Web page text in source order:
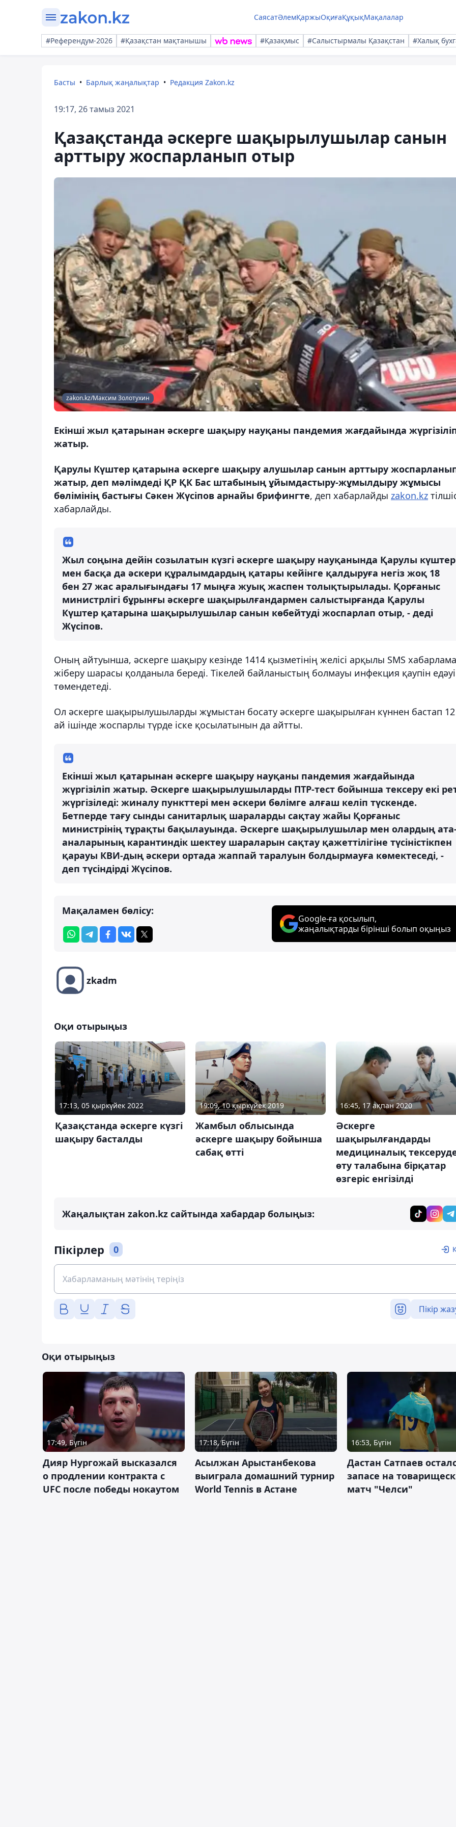
СаясатӘлемҚаржыОқиғаҚұқықМақалалар
#Референдум-2026 #Қазақстан мақтанышы #Қазақмыс #Салыстырмалы Қазақстан #Халық
Басты Барлық жаңалықтар Редакция Zakon.kz
19:17, 26 тамыз 2021
Қазақстанда әскерге шақырылушылар санын
арттыру жоспарланып отыр
zakon.kz/Максим Золотухин
Екінші жыл қатарынан әскерге шақыру науқаны пандемия жағдайында
жатыр.
Қарулы Күштер қатарына әскерге шақыру алушылар санын арттыру
жатыр, деп мәлімдеді ҚР ҚК Бас штабының ұйымдастыру-жұмылдыру жұмысы
бөлімінің бастығы Сәкен Жүсіпов арнайы брифингте, деп хабарлайды zakon.kz
хабарлайды.
Жыл соңына дейін созылатын күзгі әскерге шақыру науқанында Қарулы күштер
мен басқа да әскери құралымдардың қатары кейінге қалдыруға негіз жоқ 18
бен 27 жас аралығындағы 17 мыңға жуық жаспен толықтырылады. Қорғаныс
министрлігі бұрынғы әскерге шақырылғандармен салыстырғанда Қарулы
Күштер қатарына шақырылушылар санын көбейтуді жоспарлап отыр, - деді
Жүсіпов.
Оның айтуынша, әскерге шақыру кезінде 1414 қызметінің желісі арқылы SMS хабарлама
жіберу шарасы қолданыла береді. Тікелей байланыстың болмауы инфекция қаупін
төмендетеді.
Ол әскерге шақырылушыларды жұмыстан босату әскерге шақырылған күннен бастап 12
ай ішінде жоспарлы түрде іске қосылатынын да айтты.
Екінші жыл қатарынан әскерге шақыру науқаны пандемия жағдайында
жүргізіліп жатыр. Әскерге шақырылушыларды ПТР-тест бойынша тексеру екі
жүргізіледі: жиналу пункттері мен әскери бөлімге алғаш келіп түскенде.
Бетперде тағу сынды санитарлық шараларды сақтау жайы Қорғаныс
министрінің тұрақты бақылауында. Әскерге шақырылушылар мен олардың
аналарының карантиндік шектеу шараларын сақтау қажеттілігіне түсіністікпен
қарауы КВИ-дың әскери ортада жаппай таралуын болдырмауға көмектеседі, -
деп түсіндірді Жүсіпов.
Мақаламен бөлісу:
Google-ға қосылып,
жаңалықтарды бірінші болып оқыңыз
zkadm
Оқи отырыңыз
17:13, 05 қыркүйек 2022
Қазақстанда әскерге күзгі
шақыру басталды
19:09, 10 қыркүйек 2019
Жамбыл облысында
әскерге шақыру бойынша
сабақ өтті
16:45, 17 ақпан 2020
Әскерге
шақырылғандарды
медициналық
өту талабына бірқатар
өзгеріс енгізілді
Жаңалықтан zakon.kz сайтында хабардар болыңыз:
Пікірлер 0
Пікір
Оқи отырыңыз
17:49, Бүгін
Дияр Нургожай высказался
о продлении контракта с
UFC после победы нокаутом
17:18, Бүгін
Асылжан Арыстанбекова
выиграла домашний турнир
World Tennis в Астане
16:53, Бүгін
Дастан Сатпаев
запасе на
матч "Челси"